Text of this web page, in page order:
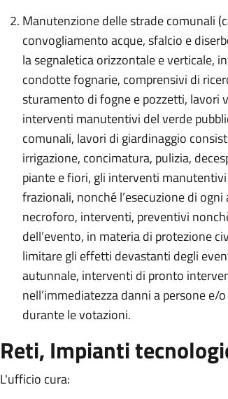
Manutenzione delle strade comunali
convogliamento acque, sfalcio e
la segnaletica orizzontale e verticale,
condotte fognarie, comprensivi di
sturamento di fogne e pozzetti, lavori
interventi manutentivi del verde
comunali, lavori di giardinaggio
irrigazione, concimatura, pulizia,
piante e fiori, gli interventi
frazionali, nonché l’esecuzione di
necroforo, interventi, preventivi
dell’evento, in materia di protezione
limitare gli effetti devastanti degli
autunnale, interventi di pronto
nell’immediatezza danni a persone
durante le votazioni.
Reti, Impianti
L'ufficio cura: